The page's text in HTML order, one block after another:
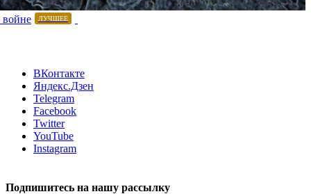
ЛУЧШЕЕ
ВКонтакте
Яндекс.Дзен
Telegram
Facebook
Twitter
YouTube
Instagram
Подпишитесь на нашу рассылку